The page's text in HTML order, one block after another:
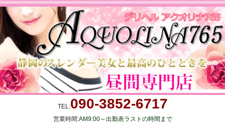
TEL:090-3852-6717
営業時間:AM9:00～出勤表ラストの時間まで